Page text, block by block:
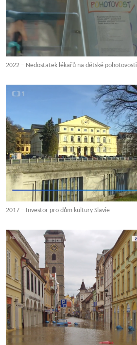
2022 – Nedostatek lékařů na dětské pohotovosti
2017 – Investor pro dům kultury Slavie